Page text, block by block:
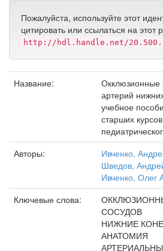
Пожалуйста, используйте этот
цитировать или ссылаться на этот
http://hdl.handle.net/
Название:
Окклюзионные
артерий
учебное
старших
Авторы:
Ивченко,
Шведов,
Ивченко, Олег
Ключевые слова:
СОСУДОВ
НИЖНИЕ
АНАТОМИЯ